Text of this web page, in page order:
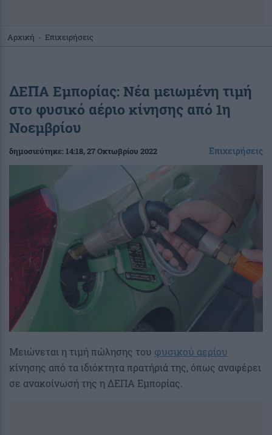
Αρχική - Επιχειρήσεις
ΔΕΠΑ Εμπορίας: Νέα μειωμένη τιμή
στο φυσικό αέριο κίνησης από 1η
Νοεμβρίου
δημοσιεύτηκε:14:18, 27 Οκτωβρίου 2022 Επιχειρήσεις
Μειώνεται η τιμή πώλησης του φυσικού αερίου
κίνησης από τα ιδιόκτητα πρατήριά της, όπως αναφέρει
σε ανακοίνωσή της η ΔΕΠΑ Εμπορίας.